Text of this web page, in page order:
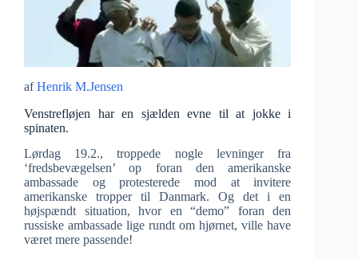
afHenrik M.Jensen
Venstrefløjen har en sjælden evne til at jokke i
spinaten.
Lørdag 19.2., troppede nogle levninger fra
‘fredsbevægelsen’ op foran den amerikanske
ambassade og protesterede mod at invitere
amerikanske tropper til Danmark. Og det i en
højspændt situation, hvor en “demo” foran den
russiske ambassade lige rundt om hjørnet, ville have
været mere passende!